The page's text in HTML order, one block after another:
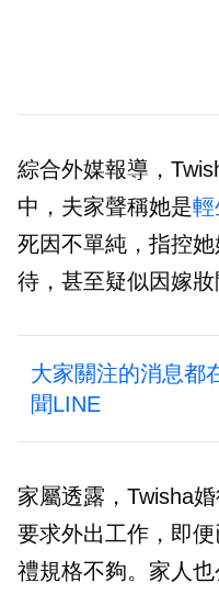
綜合外媒報導，
中，夫家聲稱她是輕
死因不單純，指控
待，甚至疑似因嫁妝
大家關注的消息都
聞LINE
家屬透露，Twisha
要求外出工作，即
禮規格不夠。家人